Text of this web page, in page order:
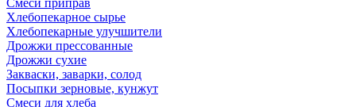
Смеси приправ
Хлебопекарное сырье
Хлебопекарные улучшители
Дрожжи прессованные
Дрожжи сухие
Закваски, заварки, солод
Посыпки зерновые, кунжут
Смеси для хлеба